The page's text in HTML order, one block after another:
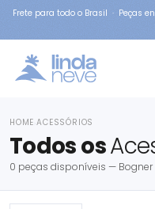
Frete para todo o Brasil · Peças
HOME ›ACESSÓRIOS
Todos os
0 peças disponíveis — Bogner